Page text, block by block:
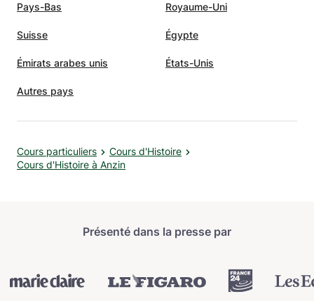
Pays-Bas Royaume-Uni
Suisse Égypte
Émirats arabes unis États-Unis
Autres pays
Cours particuliers
Cours d'Histoire
Cours d'Histoire à Anzin
Présenté dans la presse par